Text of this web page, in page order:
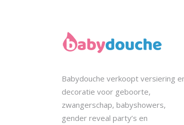
Babydouche verkoopt versiering
decoratie voor geboorte,
zwangerschap, babyshowers,
gender reveal party’s en